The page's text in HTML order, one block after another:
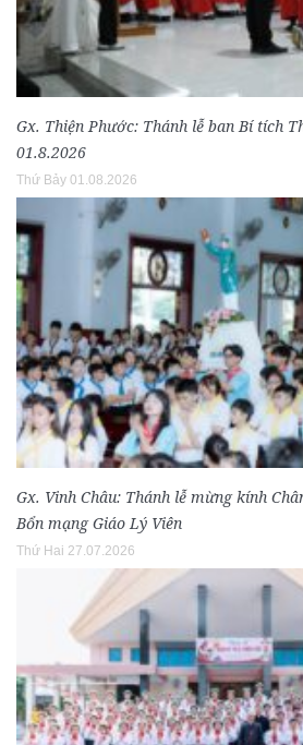
Gx. Thiện Phước: Thánh lễ ban Bí tích
01.8.2026
Thứ Bảy 01.08.2026
Gx. Vinh Châu: Thánh lễ mừng kính
Bổn mạng Giáo Lý Viên
Thứ Hai 27.07.2026